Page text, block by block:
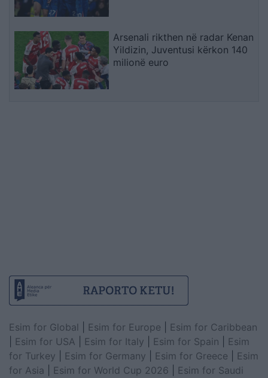
Arsenali rikthen në radar Kenan
Yildizin, Juventusi kërkon 140
milionë euro
Esim for Global Esim for Europe
Esim for Caribbean
Esim for USA Esim for Italy Esim for Spain
Esim
for Turkey
Esim for Germany Esim for Greece
Esim
for Asia
Esim for World Cup 2026
Esim for Saudi